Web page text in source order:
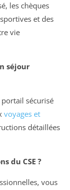
les chèques
et des
vie
séjour
sécurisé
voyages et
détaillées
du CSE ?
vous